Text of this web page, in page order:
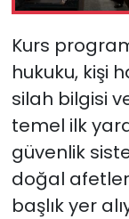
Kurs
hukuku, kişi
silah bilgisi
temel ilk
güvenlik
doğal
başlık yer